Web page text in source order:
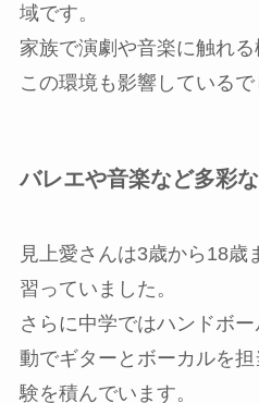
域です。
家族で演劇や音楽に触れる
この環境も影響しているで
バレエや音楽など多彩
見上愛さんは3歳から18歳
習っていました。
さらに中学ではハンドボ
動でギターとボーカルを
験を積んでいます。